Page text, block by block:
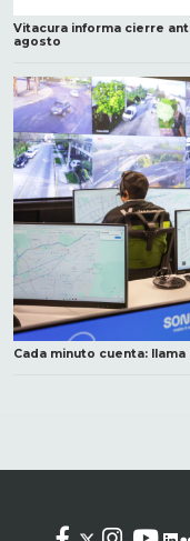
Vitacura informa cierre
agosto
Cada minuto cuenta: